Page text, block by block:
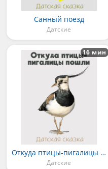
Санный поезд
Датские
Откуда птицы-пигалицы пошли
Датские
16 мин